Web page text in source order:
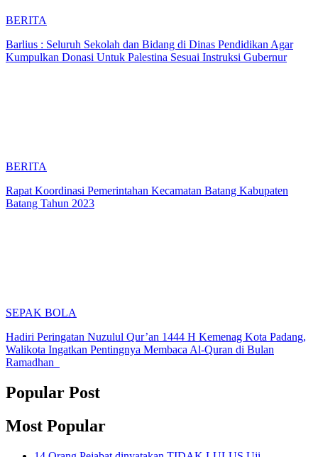
BERITA
Barlius : Seluruh Sekolah dan Bidang di Dinas Pendidikan Agar
Kumpulkan Donasi Untuk Palestina Sesuai Instruksi Gubernur
BERITA
Rapat Koordinasi Pemerintahan Kecamatan Batang Kabupaten
Batang Tahun 2023
SEPAK BOLA
Hadiri Peringatan Nuzulul Qur’an 1444 H Kemenag Kota Padang,
Walikota Ingatkan Pentingnya Membaca Al-Quran di Bulan
Ramadhan
Popular Post
Most Popular